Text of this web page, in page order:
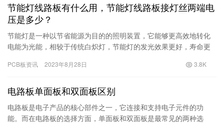
节能灯线路板有什么用，节能灯线路板接灯丝两端电
压是多少？
节能灯是一种以节省能源为目的的照明装置，它能够更高效地转化
电能为光能，相较于传统白炽灯，节能灯的发光效果更好，寿命更
能灯…
PCB板资讯 2023年8月28日 3.8K
电路板单面板和双面板区别
电路板是电子产品的核心部件之一，它连接和支持电子元件的功
能。而在电路板的选择方面，单面板和双面板是最常见的两种选